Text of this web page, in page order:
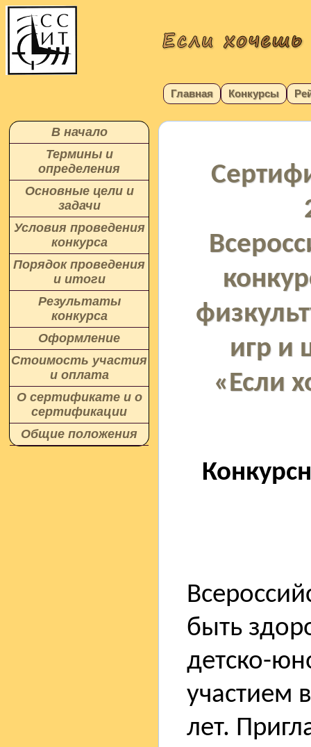
Главная Конкурсы
В начало
Термины и
определения
Основные цели и
задачи
Условия проведения
конкурса
Порядок проведения
и итоги
Результаты
конкурса
Оформление
Стоимость участия
и оплата
О сертификате и о
сертификации
Общие положения
игр и
«Если
быть
детско-
участием
лет.